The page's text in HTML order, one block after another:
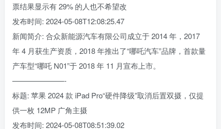
票结果显示有 29% 的人也不希望改
发布时间: 2024-05-08T12:08:25.47
新闻简介: 合众新能源汽车有限公司成立于 2014 年，2017
年 4 月获生产资质，2018 年推出了“哪吒汽车”品牌，首款量
产车型“哪吒 N01”于 2018 年 11 月宣布上市。
———————-
标题: 苹果 2024 款 iPad Pro“硬件降级”取消后置双摄，仅提
供一枚 12MP 广角主摄
发布时间: 2024-05-08T08:51:39.02